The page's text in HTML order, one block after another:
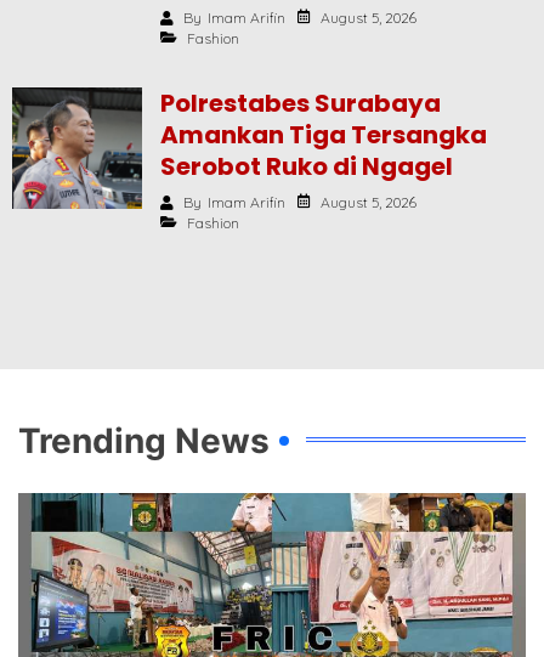
By Imam Arifin
August 5, 2026
Fashion
Polrestabes Surabaya
Amankan Tiga Tersangka
Serobot Ruko di Ngagel
By Imam Arifin
August 5, 2026
Fashion
Trending News